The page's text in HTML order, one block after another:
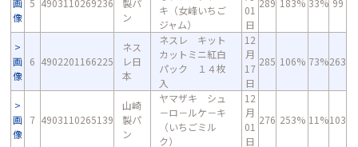
画
像
5 4903110269236
製パ
ン
キ（女峰いちご
ジャム）
01
日
289 183% 33% 99
画
像
6 4902201166225
ネス
レ日
本
ネスレ キット
カットミニ紅白
パック １４枚
入
12
月
17
日
285 106% 73%263
画
像
7 4903110265139
山崎
製パ
ン
ヤマザキ シュ
－ロ－ルケ－キ
（いちごミル
ク）
12
月
01
日
276 253% 11%103